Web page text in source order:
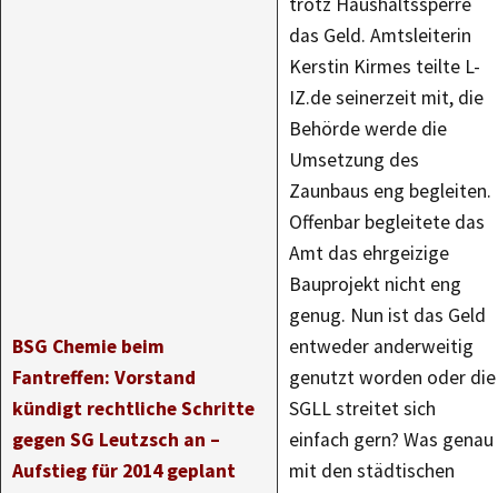
BSG Chemie beim
Fantreffen: Vorstand
kündigt rechtliche Schritte
gegen SG Leutzsch an –
Aufstieg für 2014 geplant
das Geld. Amtsleiterin
Kerstin Kirmes teilte L-
IZ.de seinerzeit mit, die
Behörde werde die
Umsetzung des
Zaunbaus eng begleiten.
Offenbar begleitete das
Amt das ehrgeizige
Bauprojekt nicht eng
genug. Nun ist das Geld
entweder anderweitig
genutzt worden oder die
SGLL streitet sich
einfach gern? Was genau
mit den städtischen